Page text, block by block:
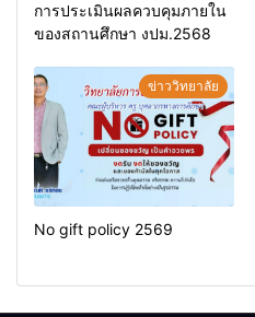
การประเมินผลควบคุมภายใน
ของสถานศึกษา งปม.2568
ข่าววิทยาลัย
No gift policy 2569